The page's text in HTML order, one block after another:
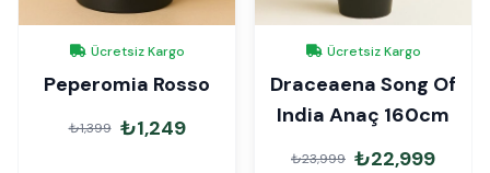
Ücretsiz Kargo
Peperomia Rosso
₺1,399 ₺1,249
Ücretsiz Kargo
Draceaena Song Of
India Anaç 160cm
₺23,999 ₺22,999